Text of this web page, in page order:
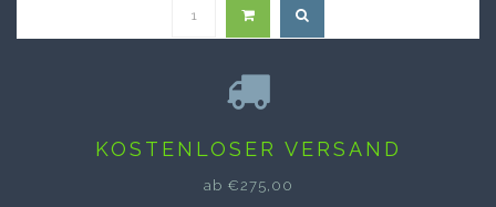
KOSTENLOSER VERSAND
ab €275,00